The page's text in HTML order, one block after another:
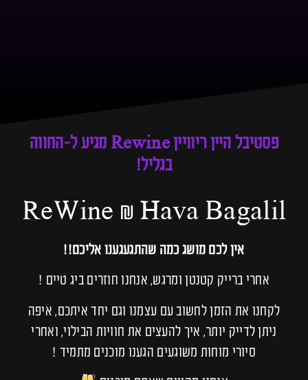
פסטיבל היין ריוויין Rewine מגיע ל-החווה
בגליל!
ReWine & Hava Bagalil
אין לכם מושג כמה שהתגעגענו אליכם!!
אחרי ברייק קטנטן ומרגש, אנחנו חוזרים ביג טיים !
לקחנו את הזמן לחשוב עם עצמנו וגם יחד איתכם, איפה
ניתן לדייק יותר, איך להעצים את חוויות הבילוי, ואחרי
סיורי מוחות משוגעים הגענו מוכנים מתמיד !